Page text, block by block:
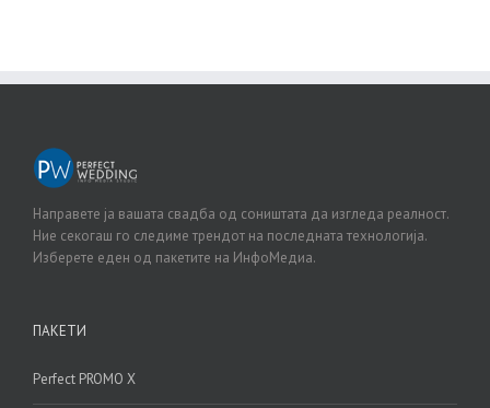
Направете ја вашата свадба од соништата да изгледа реалност.
Ние секогаш го следиме трендот на последната технологија.
Изберете еден од пакетите на ИнфоМедиа.
ПАКЕТИ
Perfect PROMO X